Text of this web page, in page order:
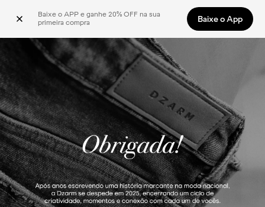
Baixe o APP e ganhe 20% OFF na sua
primeira compra
Baixe o App